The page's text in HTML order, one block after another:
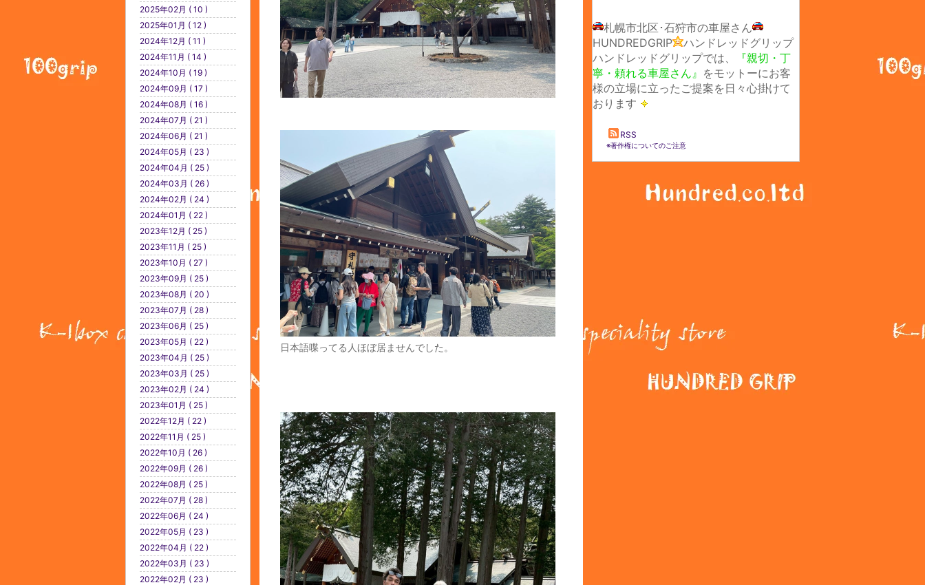
日本語喋ってる人ほぼ居ませんでした。
札幌市北区･石狩市の車屋さん
HUNDREDGRIP
ハンドレッドグリップ
ハンドレッドグリップでは、
『親切・丁
寧・頼れる車屋さん』 をモットーにお客
様の立場に立ったご提案を日々心掛けて
おります
RSS
※著作権についてのご注意
2025年02月 ( 10 )
2025年01月 ( 12 )
2024年12月 ( 11 )
2024年11月 ( 14 )
2024年10月 ( 19 )
2024年09月 ( 17 )
2024年08月 ( 16 )
2024年07月 ( 21 )
2024年06月 ( 21 )
2024年05月 ( 23 )
2024年04月 ( 25 )
2024年03月 ( 26 )
2024年02月 ( 24 )
2024年01月 ( 22 )
2023年12月 ( 25 )
2023年11月 ( 25 )
2023年10月 ( 27 )
2023年09月 ( 25 )
2023年08月 ( 20 )
2023年07月 ( 28 )
2023年06月 ( 25 )
2023年05月 ( 22 )
2023年04月 ( 25 )
2023年03月 ( 25 )
2023年02月 ( 24 )
2023年01月 ( 25 )
2022年12月 ( 22 )
2022年11月 ( 25 )
2022年10月 ( 26 )
2022年09月 ( 26 )
2022年08月 ( 25 )
2022年07月 ( 28 )
2022年06月 ( 24 )
2022年05月 ( 23 )
2022年04月 ( 22 )
2022年03月 ( 23 )
2022年02月 ( 23 )